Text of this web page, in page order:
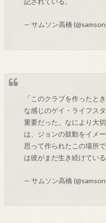
— サムソン高橋
「このクラブを作ったと
な感じのゲイ・ライフス
重要だった。なにより大
は、ジョンの鼓動をイメ
思って作られたこの場所
は彼がまだ生き続けている
— サムソン高橋